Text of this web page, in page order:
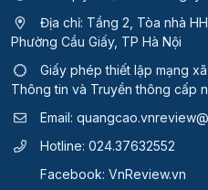
Địa chỉ: Tầng 2, Tòa nhà
Phường Cầu Giấy, TP Hà Nội
Giấy phép thiết lập mạng
Thông tin và Truyền thông cấp
Email:
Hotline: 024.37632552
Facebook: VnReview.vn